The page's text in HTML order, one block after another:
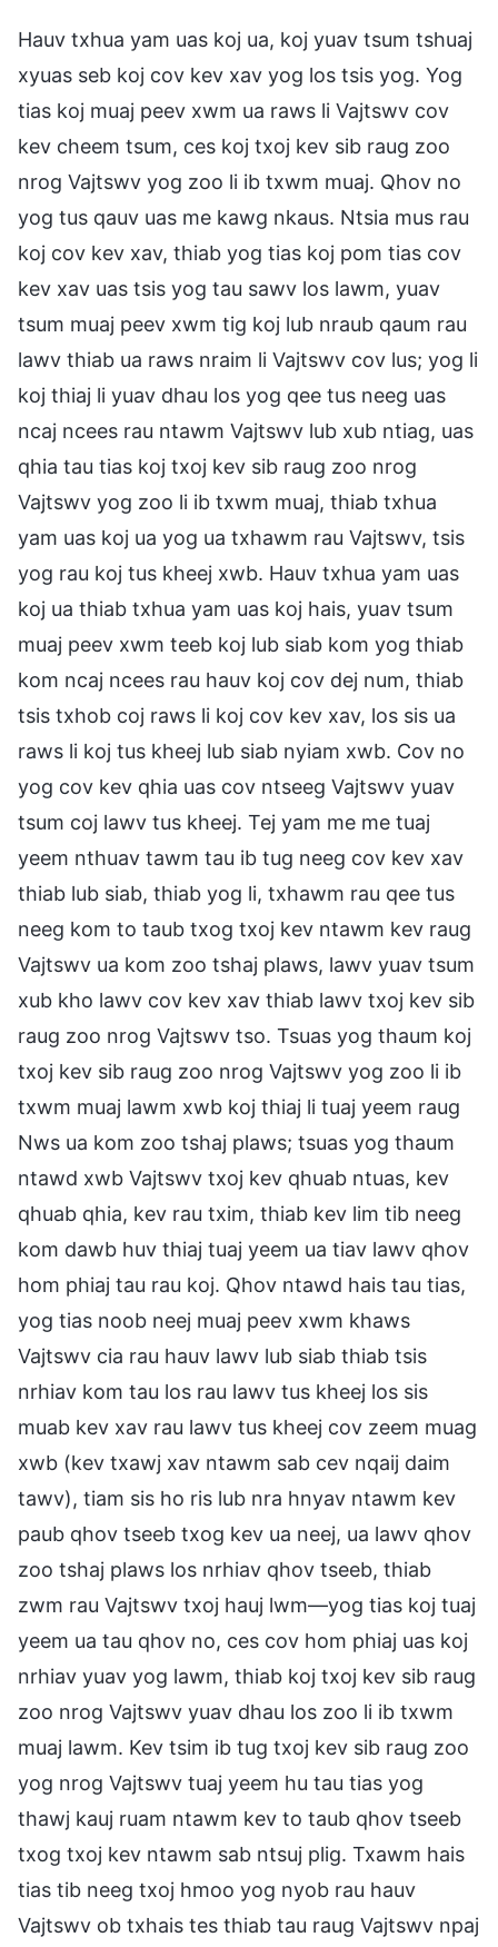
Hauv txhua yam uas koj ua, koj yuav tsum tshuaj
xyuas seb koj cov kev xav yog los tsis yog. Yog
tias koj muaj peev xwm ua raws li Vajtswv cov
kev cheem tsum, ces koj txoj kev sib raug zoo
nrog Vajtswv yog zoo li ib txwm muaj. Qhov no
yog tus qauv uas me kawg nkaus. Ntsia mus rau
koj cov kev xav, thiab yog tias koj pom tias cov
kev xav uas tsis yog tau sawv los lawm, yuav
tsum muaj peev xwm tig koj lub nraub qaum rau
lawv thiab ua raws nraim li Vajtswv cov lus; yog li
koj thiaj li yuav dhau los yog qee tus neeg uas
ncaj ncees rau ntawm Vajtswv lub xub ntiag, uas
qhia tau tias koj txoj kev sib raug zoo nrog
Vajtswv yog zoo li ib txwm muaj, thiab txhua
yam uas koj ua yog ua txhawm rau Vajtswv, tsis
yog rau koj tus kheej xwb. Hauv txhua yam uas
koj ua thiab txhua yam uas koj hais, yuav tsum
muaj peev xwm teeb koj lub siab kom yog thiab
kom ncaj ncees rau hauv koj cov dej num, thiab
tsis txhob coj raws li koj cov kev xav, los sis ua
raws li koj tus kheej lub siab nyiam xwb. Cov no
yog cov kev qhia uas cov ntseeg Vajtswv yuav
tsum coj lawv tus kheej. Tej yam me me tuaj
yeem nthuav tawm tau ib tug neeg cov kev xav
thiab lub siab, thiab yog li, txhawm rau qee tus
neeg kom to taub txog txoj kev ntawm kev raug
Vajtswv ua kom zoo tshaj plaws, lawv yuav tsum
xub kho lawv cov kev xav thiab lawv txoj kev sib
raug zoo nrog Vajtswv tso. Tsuas yog thaum koj
txoj kev sib raug zoo nrog Vajtswv yog zoo li ib
txwm muaj lawm xwb koj thiaj li tuaj yeem raug
Nws ua kom zoo tshaj plaws; tsuas yog thaum
ntawd xwb Vajtswv txoj kev qhuab ntuas, kev
qhuab qhia, kev rau txim, thiab kev lim tib neeg
kom dawb huv thiaj tuaj yeem ua tiav lawv qhov
hom phiaj tau rau koj. Qhov ntawd hais tau tias,
yog tias noob neej muaj peev xwm khaws
Vajtswv cia rau hauv lawv lub siab thiab tsis
nrhiav kom tau los rau lawv tus kheej los sis
muab kev xav rau lawv tus kheej cov zeem muag
xwb (kev txawj xav ntawm sab cev nqaij daim
tawv), tiam sis ho ris lub nra hnyav ntawm kev
paub qhov tseeb txog kev ua neej, ua lawv qhov
zoo tshaj plaws los nrhiav qhov tseeb, thiab
zwm rau Vajtswv txoj hauj lwm—yog tias koj tuaj
yeem ua tau qhov no, ces cov hom phiaj uas koj
nrhiav yuav yog lawm, thiab koj txoj kev sib raug
zoo nrog Vajtswv yuav dhau los zoo li ib txwm
muaj lawm. Kev tsim ib tug txoj kev sib raug zoo
yog nrog Vajtswv tuaj yeem hu tau tias yog
thawj kauj ruam ntawm kev to taub qhov tseeb
txog txoj kev ntawm sab ntsuj plig. Txawm hais
tias tib neeg txoj hmoo yog nyob rau hauv
Vajtswv ob txhais tes thiab tau raug Vajtswv npaj